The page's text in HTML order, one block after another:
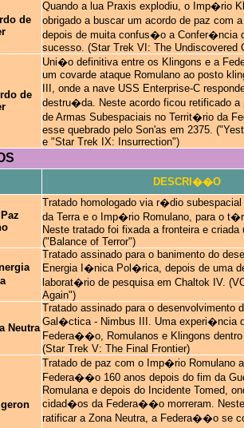
de
Quando a lua Praxis explodiu, o Imp�rio
obrigado a buscar um acordo de paz com
depois de muita confus�o a Confer�ncia
sucesso. (Star Trek VI: The Undiscovered
de
Uni�o definitiva entre os Klingons e a
um covarde ataque Romulano ao posto
III, onde a nave USS Enterprise-C
destru�da. Neste acordo ficou retificado
de Armas Subespaciais no Territ�rio da
esse quebrado pelo Son'as em 2375.
e "Star Trek IX: Insurrection")
DESCRI��O
Paz
Tratado homologado via r�dio subespacial
da Terra e o Imp�rio Romulano, para o
Neste tratado foi fixada a fronteira e criada
("Balance of Terror")
Tratado assinado para o banimento do
Energia I�nica Pol�rica, depois de uma
laborat�rio de pesquisa em Chaltok IV.
Again")
Neutra
Tratado assinado para o desenvolvimento
Gal�ctica - Nimbus III. Uma experi�ncia
Federa��o, Romulanos e Klingons dentro
(Star Trek V: The Final Frontier)
Tratado de paz com o Imp�rio Romulano
Federa��o 160 anos depois do fim da
Romulana e depois do Incidente Tomed,
cidad�os da Federa��o morreram.
ratificar a Zona Neutra, a Federa��o se